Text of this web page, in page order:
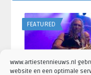
www.artiestennieuws.nl
website en een optimale
FEATURED